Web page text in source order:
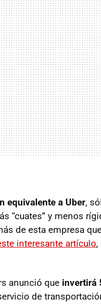
equivalente a Uber,
“cuates” y menos
de esta empresa
interesante artículo,
anunció que invertirá
de